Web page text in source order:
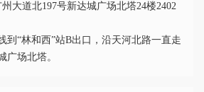
大道北197号新达城广场北塔24楼2402
到“林和西”站B出口，沿天河北路一直走
广场北塔。